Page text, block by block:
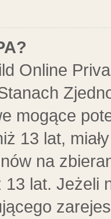
Online
mogące
13 lat,
na
13 lat. Jeżeli